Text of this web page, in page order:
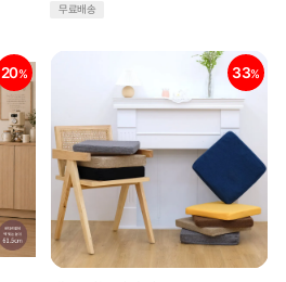
무료배송
20% 33%